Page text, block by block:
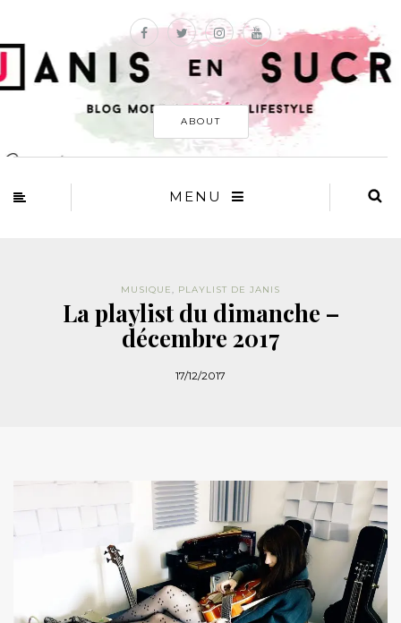
ABOUT
MENU
MUSIQUE, PLAYLIST DE JANIS
La playlist du dimanche –
décembre 2017
17/12/2017